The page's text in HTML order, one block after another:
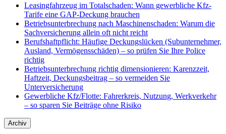
Leasingfahrzeug im Totalschaden: Wann gewerbliche Kfz-
Tarife eine GAP-Deckung brauchen
Betriebsunterbrechung nach Maschinenschaden: Warum die
Sachversicherung allein oft nicht reicht
Berufshaftpflicht: Häufige Deckungslücken (Subunternehmer,
Ausland, Vermögensschäden) – so prüfen Sie Ihre Police
richtig
Betriebsunterbrechung richtig dimensionieren: Karenzzeit,
Haftzeit, Deckungsbeitrag – so vermeiden Sie
Unterversicherung
Gewerbliche Kfz/Flotte: Fahrerkreis, Nutzung, Werkverkehr
– so sparen Sie Beiträge ohne Risiko
Archiv